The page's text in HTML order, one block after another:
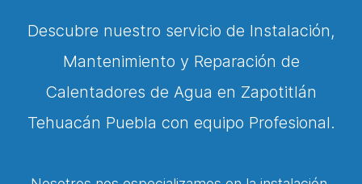
Descubre nuestro servicio de Instalación,
Mantenimiento y Reparación de
Calentadores de Agua en Zapotitlán
Tehuacán Puebla con equipo Profesional.